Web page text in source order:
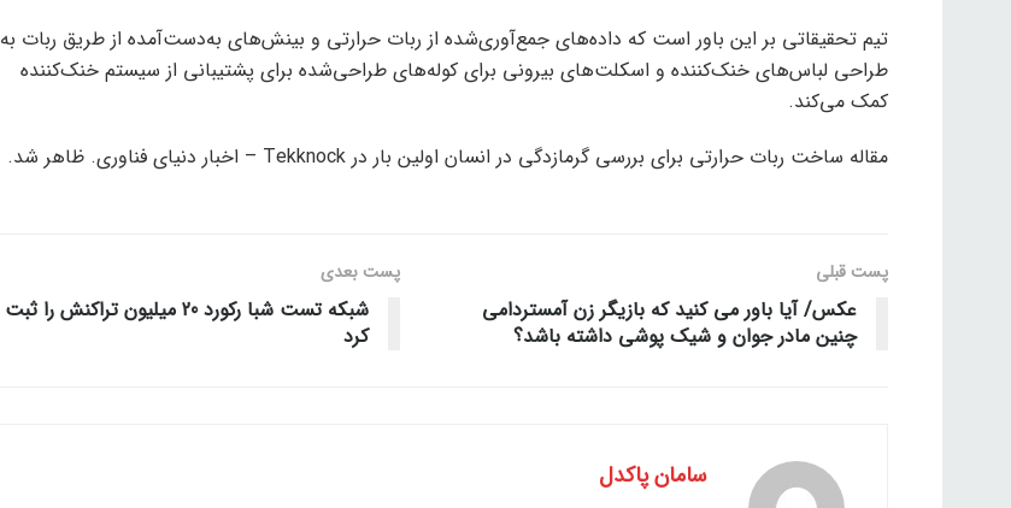
تیم تحقیقاتی بر این باور است که داده‌های جمع‌آوری‌شده از ربات حرارتی و بینش‌های به‌دست‌آمده از طریق ربات به
طراحی لباس‌های خنک‌کننده و اسکلت‌های بیرونی برای کوله‌های طراحی‌شده برای پشتیبانی از سیستم خنک‌کننده
کمک می‌کند.
مقاله ساخت ربات حرارتی برای بررسی گرمازدگی در انسان اولین بار در Tekknock – اخبار دنیای فناوری. ظاهر شد.
پست قبلی
عکس/ آیا باور می کنید که بازیگر زن آمستردامی
چنین مادر جوان و شیک پوشی داشته باشد؟
پست‌ بعدی
شبکه تست شبا رکورد 20 میلیون تراکنش را ثبت
کرد
سامان پاکدل